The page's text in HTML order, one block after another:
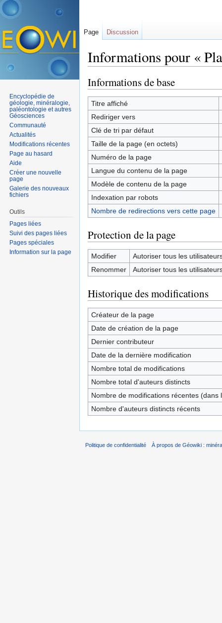
Informations pour «
Informations de base
Titre affiché
Rediriger vers
Clé de tri par défaut
Taille de la page (en octets)
Numéro de la page
Langue du contenu de la page
Modèle de contenu de la page
Indexation par robots
Nombre de redirections vers cette page
Protection de la page
Modifier
Autoriser tous les
Renommer
Autoriser tous les
Historique des modifications
Créateur de la page
Date de création de la page
Dernier contributeur
Date de la dernière modification
Nombre total de modifications
Nombre total d'auteurs distincts
Nombre de modifications récentes (dans
Nombre d'auteurs distincts récents
Page Discussion
Encyclopédie de
géologie, minéralogie,
paléontologie et autres
Géosciences
Communauté
Actualités
Modifications récentes
Page au hasard
Aide
Créer une nouvelle
page
Galerie des nouveaux
fichiers
Outils
Pages liées
Suivi des pages liées
Pages spéciales
Information sur la page
Politique de confidentialité À propos de Géowiki :